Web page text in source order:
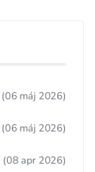
(06 máj 2026)
(06 máj 2026)
(08 apr 2026)